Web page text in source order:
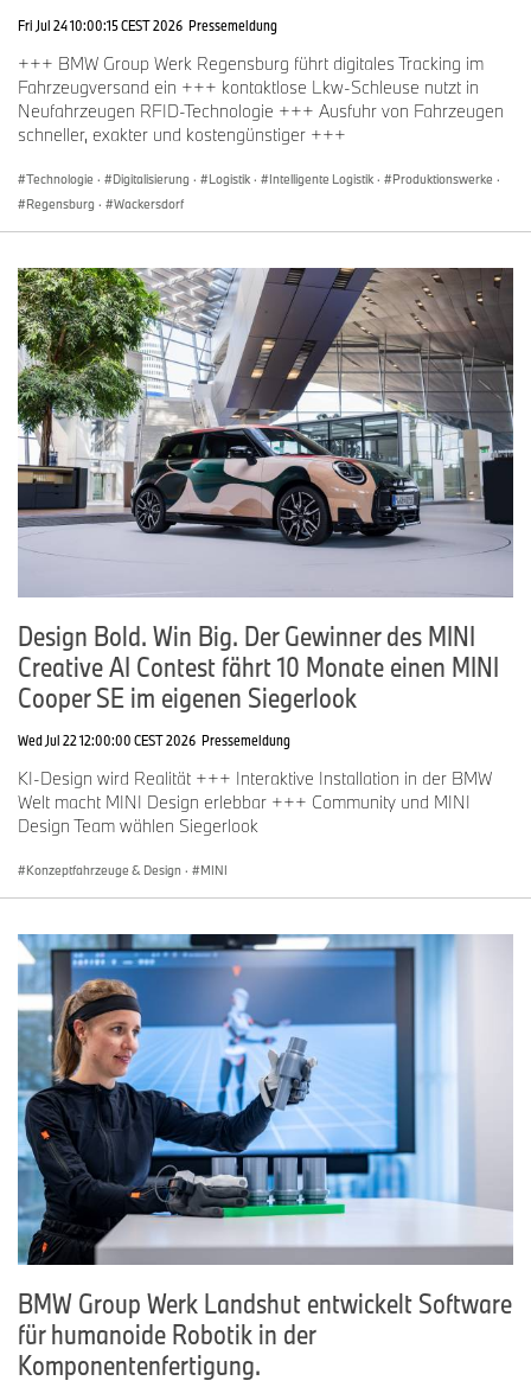
Fri Jul 24 10:00:15 CEST 2026 Pressemeldung
+++ BMW Group Werk Regensburg führt digitales Tracking im
Fahrzeugversand ein +++ kontaktlose Lkw-Schleuse nutzt in
Neufahrzeugen RFID-Technologie +++ Ausfuhr von Fahrzeugen
schneller, exakter und kostengünstiger +++
Technologie · Digitalisierung · Logistik · Intelligente Logistik · Produktionswerke ·
Regensburg · Wackersdorf
Design Bold. Win Big. Der Gewinner des MINI
Creative AI Contest fährt 10 Monate einen MINI
Cooper SE im eigenen Siegerlook
Wed Jul 22 12:00:00 CEST 2026 Pressemeldung
KI-Design wird Realität +++ Interaktive Installation in der BMW
Welt macht MINI Design erlebbar +++ Community und MINI
Design Team wählen Siegerlook
Konzeptfahrzeuge & Design · MINI
BMW Group Werk Landshut entwickelt Software
für humanoide Robotik in der
Komponentenfertigung.